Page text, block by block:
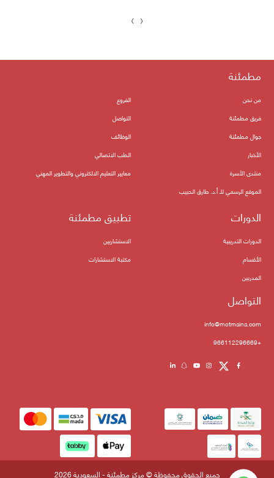
‹
›
مطمئنة
من نحن
فريق مطمئنة
جوال مطمئنة
الأخبار
منتدى الأسرة
الموقع الرسمي للـ أ.د. طارق الحبيب
الفروع
التواصل
الوظائف
الطب الاتصالي
معايير التعليم الالكتروني والتطوير المهني
الدورات
الدورات التدريبية
الأقسام
المدربين
تطبيق مطمئنة
الاستشاريين
مكتبة الاستشارات
التواصل
info@motmaina.com
+966112296669
جميع الحقوق محفوظة © مركز مطمئنة - السعودية 2026